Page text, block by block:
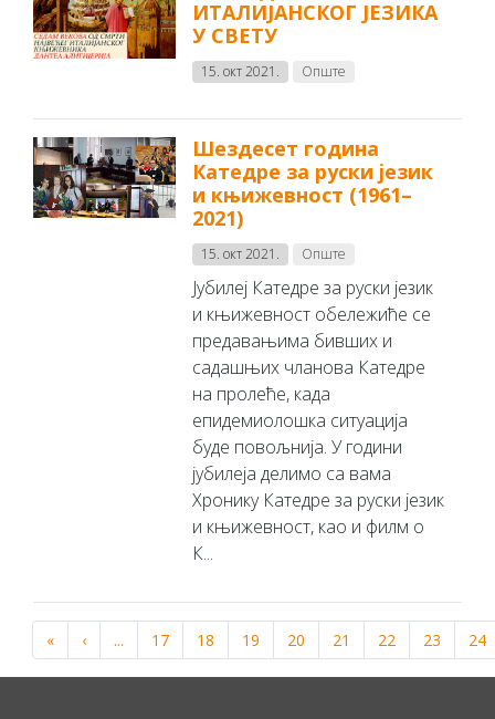
ИТАЛИЈАНСКОГ ЈЕЗИКА
У СВЕТУ
15. окт 2021. Опште
Шездесет година
Катедре за руски језик
и књижевност (1961–
2021)
15. окт 2021. Опште
Јубилеј Катедре за руски језик
и књижевност обележиће се
предавањима бивших и
садашњих чланова Катедре
на пролеће, када
епидемиолошка ситуација
буде повољнија. У години
јубилеја делимо са вама
Хронику Катедре за руски језик
и књижевност, као и филм о
К...
« ‹ ... 17 18 19 20 21 22 23 24